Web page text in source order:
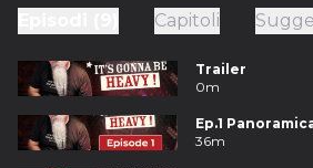
Capitoli
Trailer
0m
Ep.1
36m